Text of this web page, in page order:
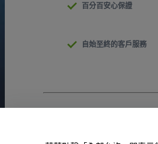
百分百安心保證
自始至終的客戶服務